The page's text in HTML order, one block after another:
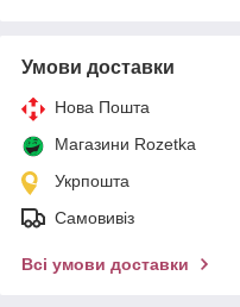
Умови доставки
Нова Пошта
Магазини Rozetka
Укрпошта
Самовивіз
Всі умови доставки